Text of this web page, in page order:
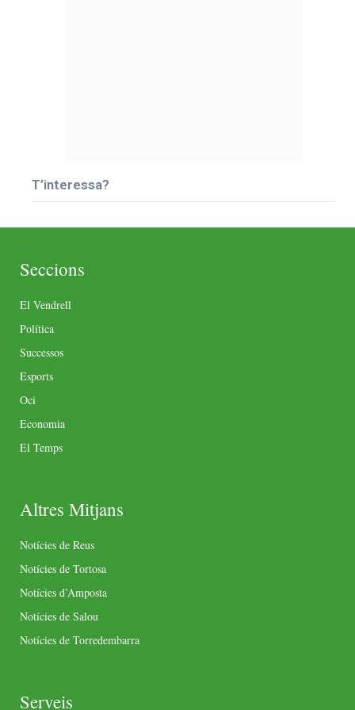
T’interessa?
Seccions
El Vendrell
Política
Successos
Esports
Oci
Economia
El Temps
Altres Mitjans
Notícies de Reus
Notícies de Tortosa
Notícies d’Amposta
Notícies de Salou
Notícies de Torredembarra
Serveis